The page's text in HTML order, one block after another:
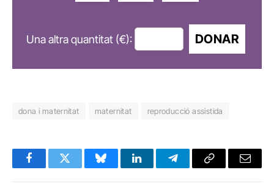
Una altra quantitat (€): DONAR
dona i maternitat maternitat reproducció assistida
FacebookTwitter BlueskyLinkedInTelegramCopy
Email